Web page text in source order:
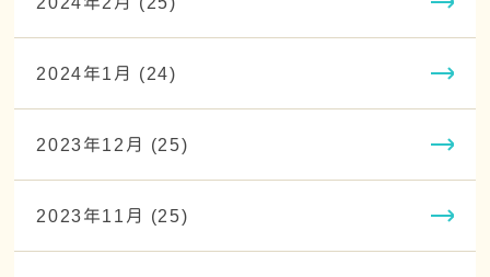
2024年1月 (24)
2023年12月 (25)
2023年11月 (25)